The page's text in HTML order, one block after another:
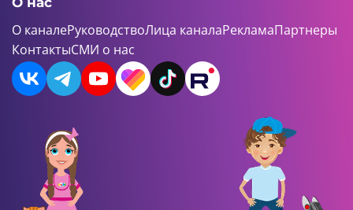
О каналеРуководствоЛица каналаРекламаПартнеры
КонтактыСМИ о нас